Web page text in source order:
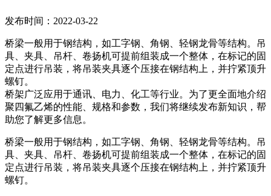
发布时间：2022-03-22
桥梁一般用于钢结构，如工字钢、角钢、轻钢龙骨等结构。吊
具、夹具、吊杆、卷扬机可提前组装成一个整体，在标记的固
定点进行吊装，将吊装夹具逐个压接在钢结构上，并拧紧顶升
螺钉。
桥架广泛应用于通讯、电力、化工等行业。为了更全面地介绍
聚四氟乙烯的性能、规格和参数，我们将继续发布新知识，帮
助您了解更多信息。
桥梁一般用于钢结构，如工字钢、角钢、轻钢龙骨等结构。吊
具、夹具、吊杆、卷扬机可提前组装成一个整体，在标记的固
定点进行吊装，将吊装夹具逐个压接在钢结构上，并拧紧顶升
螺钉。